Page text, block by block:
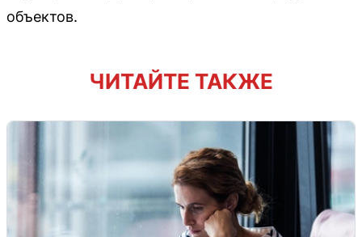
объектов.
ЧИТАЙТЕ ТАКЖЕ